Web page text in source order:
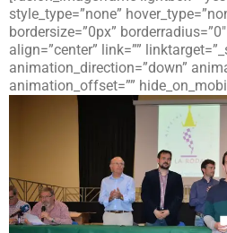
style_type=”none”
bordersize=”0px”
align=”center” link=””
animation_direction=”down”
animation_offset=””